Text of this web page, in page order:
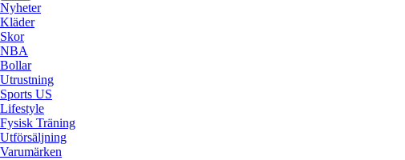
Nyheter
Kläder
Skor
NBA
Bollar
Utrustning
Sports US
Lifestyle
Fysisk Träning
Utförsäljning
Varumärken